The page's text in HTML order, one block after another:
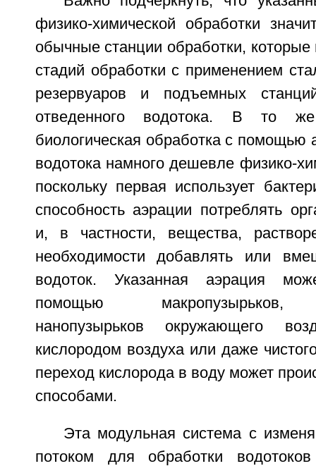
физико-химической обработки
обычные станции обработки,
стадий обработки с применением
резервуаров и подъемных
отведенного водотока. В то
биологическая обработка с помощью
водотока намного дешевле физико-
поскольку первая использует
способность аэрации потреблять
и, в частности, вещества,
необходимости добавлять или
водоток. Указанная аэрация
помощью макропузырьков,
нанопузырьков окружающего
кислородом воздуха или даже
переход кислорода в воду может
способами.
Эта модульная система с
потоком для обработки